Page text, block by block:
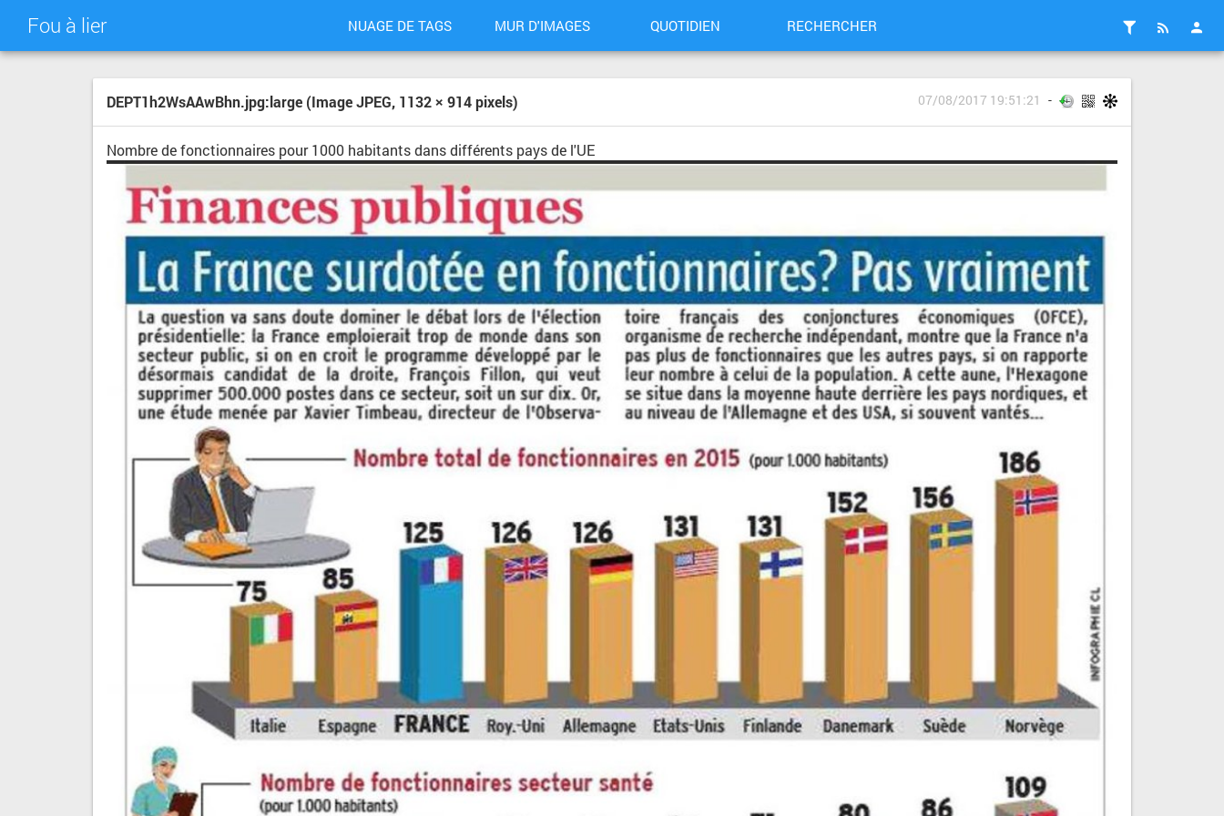
Fou à lier NUAGE DE TAGS MUR D'IMAGES QUOTIDIEN RECHERCHER
DEPT1h2WsAAwBhn.jpg:large (Image JPEG, 1132 × 914 pixels) 07/08/2017 19:51:21
Nombre de fonctionnaires pour 1000 habitants dans différents pays de l'UE